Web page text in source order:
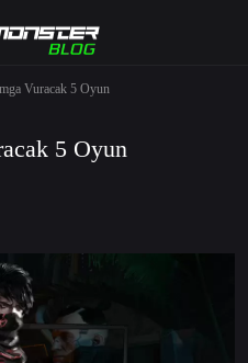
Vuracak 5 Oyun
5 Oyun